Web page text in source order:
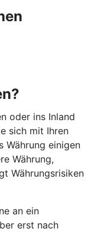
oder ins Inland
sich mit Ihren
Währung einigen
Währung,
Währungsrisiken
an ein
erst nach